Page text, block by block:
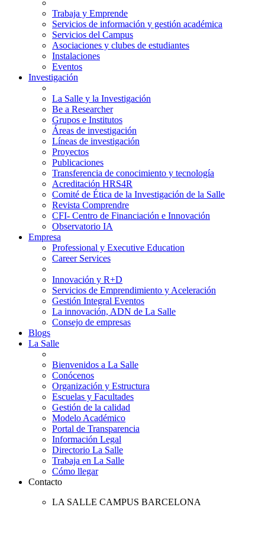
Trabaja y Emprende
Servicios de información y gestión académica
Servicios del Campus
Asociaciones y clubes de estudiantes
Instalaciones
Eventos
Investigación
La Salle y la Investigación
Be a Researcher
Grupos e Institutos
Áreas de investigación
Líneas de investigación
Proyectos
Publicaciones
Transferencia de conocimiento y tecnología
Acreditación HRS4R
Comité de Ética de la Investigación de la Salle
Revista Comprendre
CFI- Centro de Financiación e Innovación
Observatorio IA
Empresa
Professional y Executive Education
Career Services
Innovación y R+D
Servicios de Emprendimiento y Aceleración
Gestión Integral Eventos
La innovación, ADN de La Salle
Consejo de empresas
Blogs
La Salle
Bienvenidos a La Salle
Conócenos
Organización y Estructura
Escuelas y Facultades
Gestión de la calidad
Modelo Académico
Portal de Transparencia
Información Legal
Directorio La Salle
Trabaja en La Salle
Cómo llegar
Contacto
LA SALLE CAMPUS BARCELONA